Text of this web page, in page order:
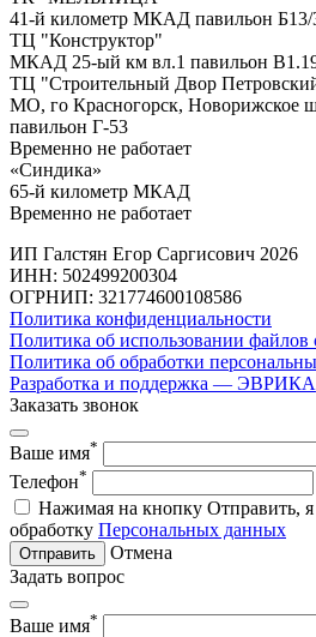
41-й километр МКАД павильон Б13/
ТЦ "Конструктор"
МКАД 25-ый км вл.1 павильон
ТЦ "Строительный Двор
МО, го Красногорск, Новорижское
павильон Г-53
Временно не работает
«Синдика»
65-й километр МКАД
Временно не работает
ИП Галстян Егор Саргисович 2026
ИНН: 502499200304
ОГРНИП: 321774600108586
Политика конфиденциальности
Политика об использовании файлов
Политика об обработки
Разработка и поддержка — ЭВРИКА
Заказать звонок
Ваше имя*
Телефон*
Нажимая на кнопку Отправить,
обработку Персональных данных
Отправить
Отмена
Задать вопрос
Ваше имя*